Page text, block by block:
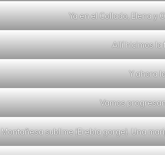
Ya en el Collado, Elena y
Allí hicimos la
Y ahora
Vamos
Montañesa sublime (Erebia gorge). Una